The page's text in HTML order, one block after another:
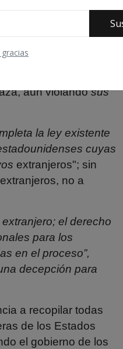
adopción de la
ilegalmente a
delos
aún violandosus
la ley existente
cuyas
extranjeros"; sin
no a
el derecho
para los
en el proceso”,
decepción para
a recopilar todas
de los Estados
el gobierno de los